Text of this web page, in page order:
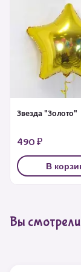
Звезда "Золото"
490 ₽
В
Вы смотрели